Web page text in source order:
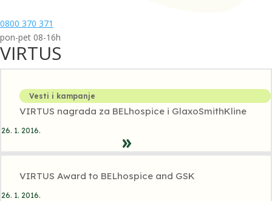
0800 370 371
pon-pet 08-16h
VIRTUS
Vesti i kampanje
VIRTUS nagrada za BELhospice i GlaxoSmithKline
26. 1. 2016.
VIRTUS Award to BELhospice and GSK
26. 1. 2016.